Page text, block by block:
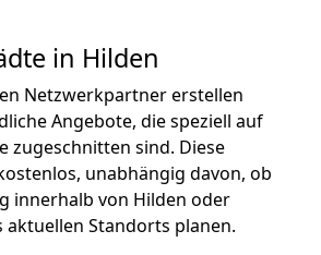
in Hilden
Netzwerkpartner erstellen
Angebote, die speziell auf
zugeschnitten sind. Diese
unabhängig davon, ob
innerhalb von Hilden oder
Standorts planen.